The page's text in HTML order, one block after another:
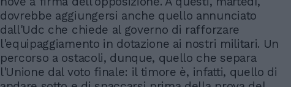
dovrebbe aggiungersi anche quello annunciato
dall'Udc che chiede al governo di rafforzare
l'equipaggiamento in dotazione ai nostri militari. Un
percorso a ostacoli, dunque, quello che separa
l'Unione dal voto finale: il timore è, infatti, quello di